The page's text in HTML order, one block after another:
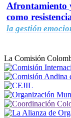
Afrontamiento
como
la gestión
La Comisión